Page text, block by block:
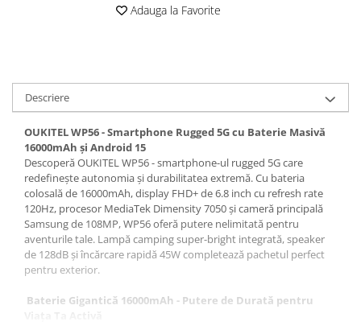
Lăzi Frigorifice
INGRIJIRE PERSONALA
Uscătoare de Păr
Plăci de Îndreptat Părul
SPA
CASA, GRADINA SI BRICOLAJ
Sigurante inteligente
Adauga la Favorite
Descriere
OUKITEL WP56 - Smartphone Rugged 5G cu Baterie Masivă
16000mAh și Android 15
Descoperă OUKITEL WP56 - smartphone-ul rugged 5G care
redefinește autonomia și durabilitatea extremă. Cu bateria
colosală de 16000mAh, display FHD+ de 6.8 inch cu refresh rate
120Hz, procesor MediaTek Dimensity 7050 și cameră principală
Samsung de 108MP, WP56 oferă putere nelimitată pentru
aventurile tale. Lampă camping super-bright integrată, speaker
de 128dB și încărcare rapidă 45W completează pachetul perfect
pentru exterior.
Baterie Gigantică 16000mAh - Putere de Durată pentru